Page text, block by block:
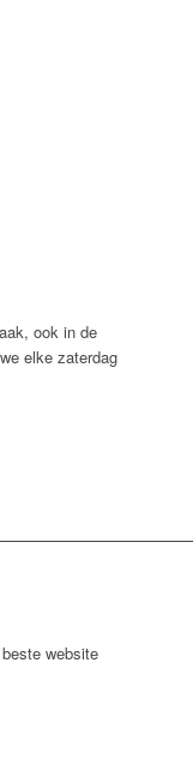
ook in de
elke zaterdag
website